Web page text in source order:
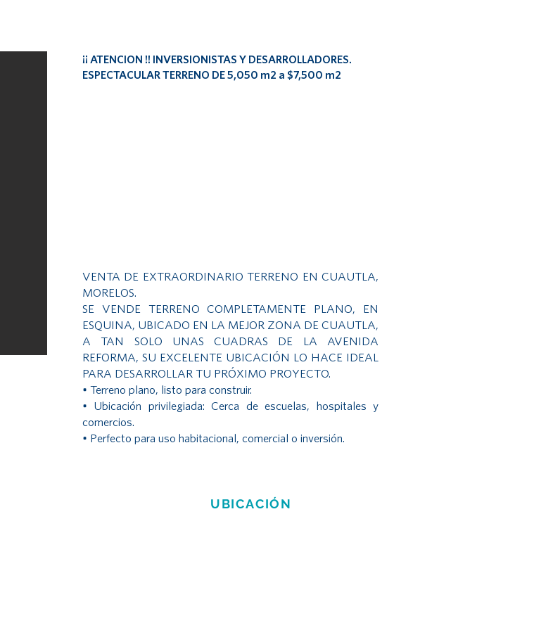
¡¡ ATENCION !! INVERSIONISTAS Y DESARROLLADORES.
ESPECTACULAR TERRENO DE 5,050 m2 a $7,500 m2
VENTA DE EXTRAORDINARIO TERRENO EN CUAUTLA,
MORELOS.
SE VENDE TERRENO COMPLETAMENTE PLANO, EN
ESQUINA, UBICADO EN LA MEJOR ZONA DE CUAUTLA,
A TAN SOLO UNAS CUADRAS DE LA AVENIDA
REFORMA, SU EXCELENTE UBICACIÓN LO HACE IDEAL
PARA DESARROLLAR TU PRÓXIMO PROYECTO.
• Terreno plano, listo para construir.
• Ubicación privilegiada: Cerca de escuelas, hospitales y
comercios.
• Perfecto para uso habitacional, comercial o inversión.
UBICACIÓN